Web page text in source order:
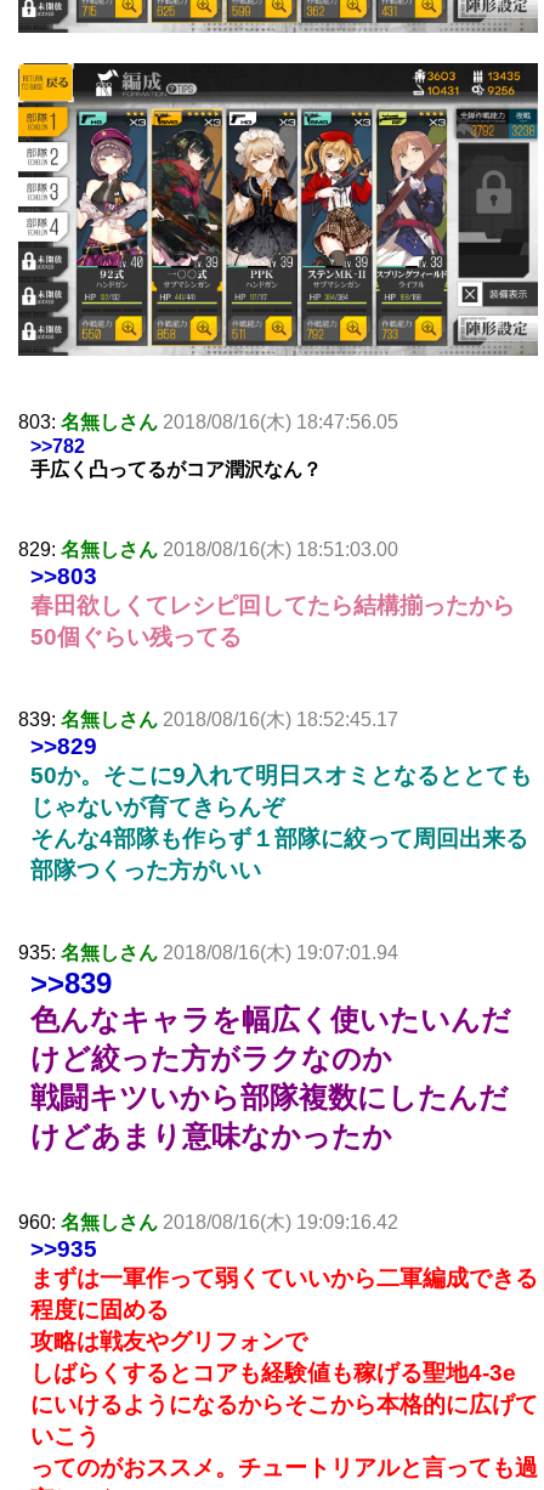
803: 名無しさん 2018/08/16(木) 18:47:56.05
>>782
手広く凸ってるがコア潤沢なん？
829: 名無しさん 2018/08/16(木) 18:51:03.00
>>803
春田欲しくてレシピ回してたら結構揃ったから
50個ぐらい残ってる
839: 名無しさん 2018/08/16(木) 18:52:45.17
>>829
50か。そこに9入れて明日スオミとなるととても
じゃないが育てきらんぞ
そんな4部隊も作らず１部隊に絞って周回出来る
部隊つくった方がいい
935: 名無しさん 2018/08/16(木) 19:07:01.94
>>839
色んなキャラを幅広く使いたいんだ
けど絞った方がラクなのか
戦闘キツいから部隊複数にしたんだ
けどあまり意味なかったか
960: 名無しさん 2018/08/16(木) 19:09:16.42
>>935
まずは一軍作って弱くていいから二軍編成できる
程度に固める
攻略は戦友やグリフォンで
しばらくするとコアも経験値も稼げる聖地4-3e
にいけるようになるからそこから本格的に広げて
いこう
ってのがおススメ。チュートリアルと言っても過